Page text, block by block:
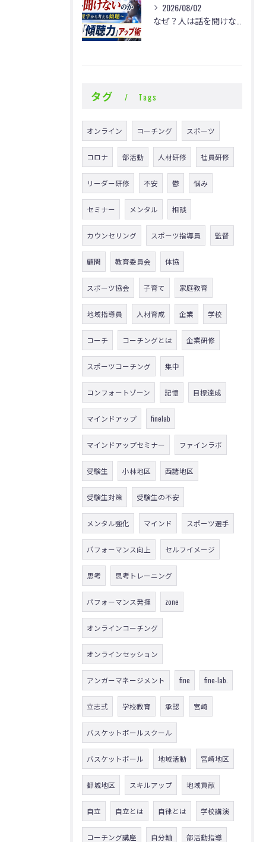
2026/08/02
タグ Tags
オンライン コーチング スポーツ
コロナ 部活動 人材研修 社員研修
リーダー研修 不安 鬱 悩み
セミナー メンタル 相談
カウンセリング スポーツ指導員 監督
顧問 教育委員会 体協
スポーツ協会 子育て 家庭教育
地域指導員 人材育成 企業 学校
コーチ コーチングとは 企業研修
スポーツコーチング 集中
コンフォートゾーン 記憶 目標達成
マインドアップ finelab
マインドアップセミナー ファインラボ
受験生 小林地区 西諸地区
受験生対策 受験生の不安
メンタル強化 マインド スポーツ選手
パフォーマンス向上 セルフイメージ
思考 思考トレーニング
パフォーマンス発揮 zone
オンラインコーチング
オンラインセッション
アンガーマネージメント fine fine-lab.
立志式 学校教育 承認 宮崎
バスケットボールスクール
バスケットボール 地域活動 宮崎地区
都城地区 スキルアップ 地域貢献
自立 自立とは 自律とは 学校講演
コーチング講座 自分軸 部活動指導